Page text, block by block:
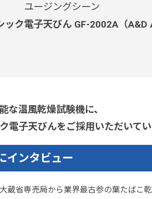
ユージングシーン
ック電子天びん GF-2002A（A&D
な温風乾燥試験機に、
子天びんをご採用いただいてい
インタビュー
蔵省専売局から業界最古参の葉たばこ